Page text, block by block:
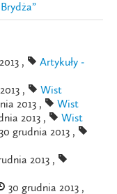
,
Artykuły -
,
Wist
2013 ,
Wist
2013 ,
Wist
30 grudnia 2013 ,
2013 ,
30 grudnia 2013 ,